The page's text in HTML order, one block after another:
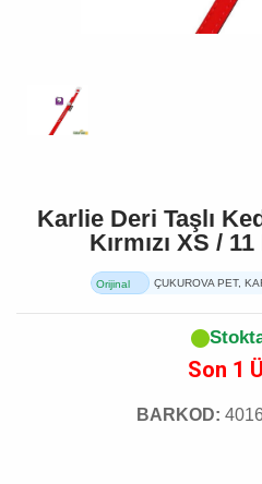
Karlie Deri Taşlı
Kırmızı XS /
Orijinal
ÇUKUROVA PET,
Son 1
BARKOD: